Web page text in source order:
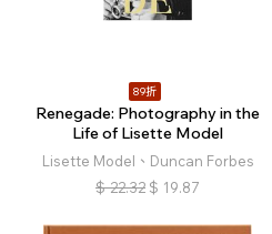
89折
Renegade: Photography in the
Life of Lisette Model
Lisette Model、Duncan Forbes
$ 22.32 $ 19.87